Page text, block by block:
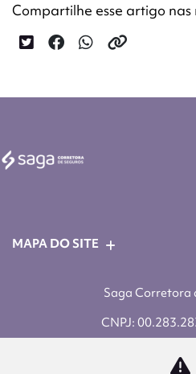
Compartilhe esse artigo nas
MAPA DO SITE
Saga Corretora
CNPJ: